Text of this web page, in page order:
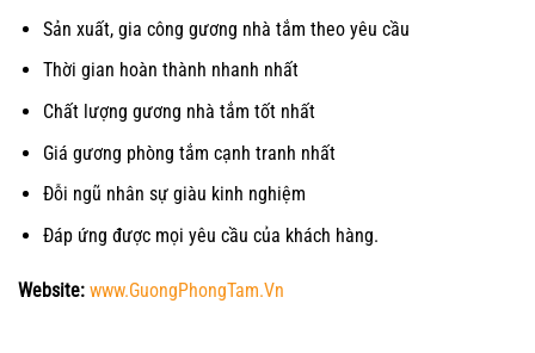
Sản xuất, gia công gương nhà tắm theo yêu cầu
Thời gian hoàn thành nhanh nhất
Chất lượng gương nhà tắm tốt nhất
Giá gương phòng tắm cạnh tranh nhất
Đỗi ngũ nhân sự giàu kinh nghiệm
Đáp ứng được mọi yêu cầu của khách hàng.
Website: www.GuongPhongTam.Vn